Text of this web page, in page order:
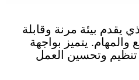
يقدم بيئة مرنة وقابلة
يتميز بواجهة
وتحسين العمل